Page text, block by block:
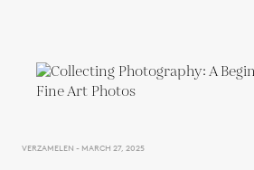
VERZAMELEN - MARCH 27, 2025